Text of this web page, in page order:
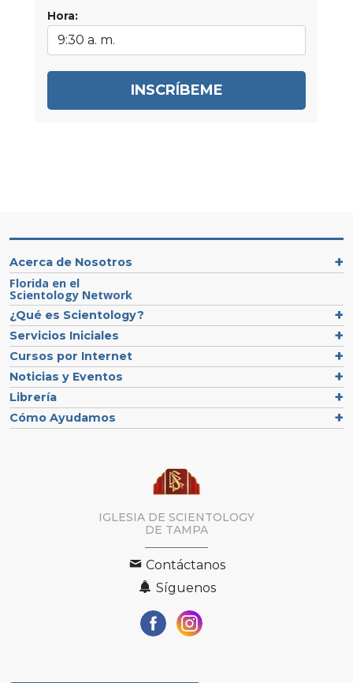
Hora:
INSCRÍBEME
Acerca de Nosotros
Florida en el
Scientology Network
¿Qué es Scientology?
Servicios Iniciales
Cursos por Internet
Noticias y Eventos
Librería
Cómo Ayudamos
IGLESIA DE SCIENTOLOGY
DE TAMPA
Contáctanos
Síguenos